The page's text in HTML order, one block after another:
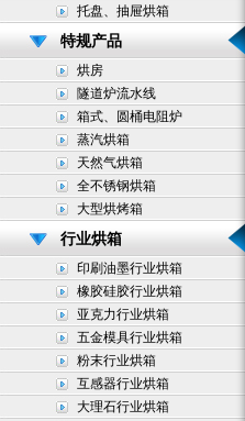
托盘、抽屉烘箱
特规产品
烘房
隧道炉流水线
箱式、圆桶电阻炉
蒸汽烘箱
天然气烘箱
全不锈钢烘箱
大型烘烤箱
行业烘箱
印刷油墨行业烘箱
橡胶硅胶行业烘箱
亚克力行业烘箱
五金模具行业烘箱
粉末行业烘箱
互感器行业烘箱
大理石行业烘箱